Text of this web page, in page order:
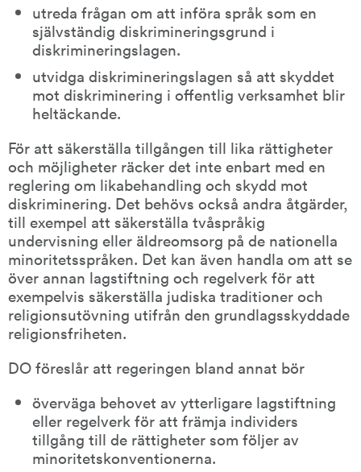
utreda frågan om att införa språk som en
självständig diskrimineringsgrund i
diskrimineringslagen.
utvidga diskrimineringslagen så att skyddet
mot diskriminering i offentlig verksamhet blir
heltäckande.
För att säkerställa tillgången till lika rättigheter
och möjligheter räcker det inte enbart med en
reglering om likabehandling och skydd mot
diskriminering. Det behövs också andra åtgärder,
till exempel att säkerställa tvåspråkig
undervisning eller äldreomsorg på de nationella
minoritetsspråken. Det kan även handla om att se
över annan lagstiftning och regelverk för att
exempelvis säkerställa judiska traditioner och
religionsutövning utifrån den grundlagsskyddade
religionsfriheten.
DO föreslår att regeringen bland annat bör
överväga behovet av ytterligare lagstiftning
eller regelverk för att främja individers
tillgång till de rättigheter som följer av
minoritetskonventionerna.